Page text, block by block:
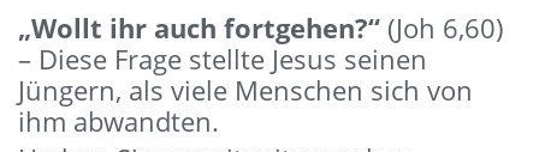
„Wollt ihr auch fortgehen?“ (Joh 6,60)
– Diese Frage stellte Jesus seinen
Jüngern, als viele Menschen sich von
ihm abwandten.